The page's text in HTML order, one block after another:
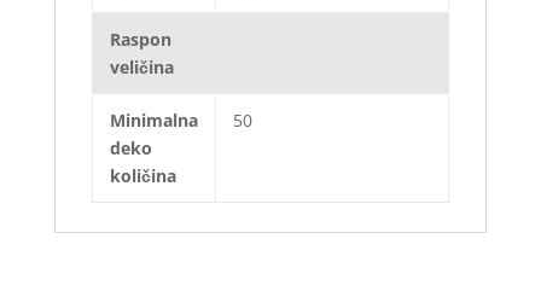
Raspon
veličina
Minimalna
deko
količina
50